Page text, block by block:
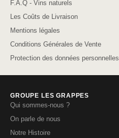
F.A.Q - Vins naturels
Les Coûts de Livraison
Mentions légales
Conditions Générales de Vente
Protection des données personnelles
GROUPE LES GRAPPES
Qui sommes-nous ?
On parle de nous
Notre Histoire